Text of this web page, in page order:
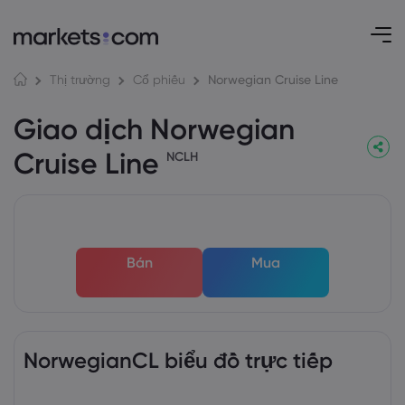
Thị trường Cổ phiếu Norwegian Cruise Line
Giao dịch Norwegian
Cruise Line NCLH
Bán Mua
NorwegianCL biểu đồ trực tiếp